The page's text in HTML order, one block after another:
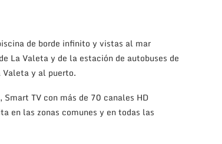
de borde infinito y vistas al mar
La Valeta y de la estación de autobuses de
y al puerto.
TV con más de 70 canales HD
en las zonas comunes y en todas las